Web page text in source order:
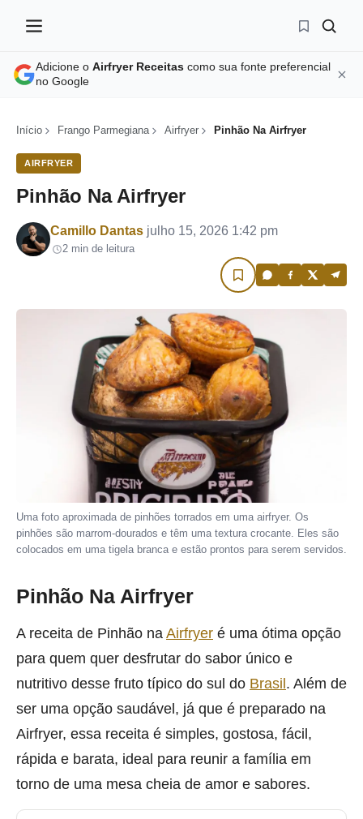
Adicione o Airfryer Receitas como sua fonte preferencial
no Google
Início Frango Parmegiana Airfryer Pinhão Na Airfryer
AIRFRYER
Pinhão Na Airfryer
Por
Camillo Dantas julho 15, 2026 1:42 pm
2 min de leitura
Uma foto aproximada de pinhões torrados em uma airfryer. Os
pinhões são marrom-dourados e têm uma textura crocante. Eles são
colocados em uma tigela branca e estão prontos para serem servidos.
Pinhão Na Airfryer
A receita de Pinhão na Airfryer é uma ótima opção
para quem quer desfrutar do sabor único e
nutritivo desse fruto típico do sul do Brasil. Além de
ser uma opção saudável, já que é preparado na
Airfryer, essa receita é simples, gostosa, fácil,
rápida e barata, ideal para reunir a família em
torno de uma mesa cheia de amor e sabores.